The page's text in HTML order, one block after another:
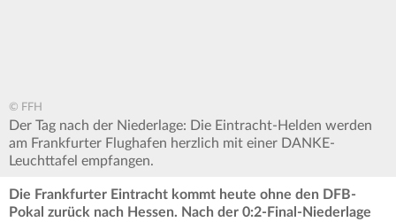
© FFH
Der Tag nach der Niederlage: Die Eintracht-Helden werden
am Frankfurter Flughafen herzlich mit einer DANKE-
Leuchttafel empfangen.
Die Frankfurter Eintracht kommt heute ohne den DFB-
Pokal zurück nach Hessen. Nach der 0:2-Final-Niederlage